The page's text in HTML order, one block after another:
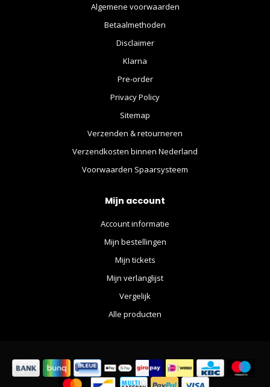
Algemene voorwaarden
Betaalmethoden
Disclaimer
Klarna
Pre-order
Privacy Policy
Sitemap
Verzenden & retourneren
Verzendkosten binnen Nederland
Voorwaarden Spaarsysteem
Mijn account
Account informatie
Mijn bestellingen
Mijn tickets
Mijn verlanglijst
Vergelijk
Alle producten